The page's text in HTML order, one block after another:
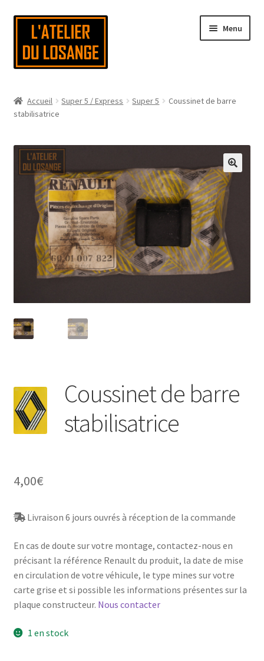
Aller
navigation
Aller
contenu
Menu
Nous contacter
Mon compte
Accueil Super 5 / Express Super 5
Coussinet de barre
stabilisatrice
Coussinet de barre
stabilisatrice
4,00€
Livraison 6 jours ouvrés à réception de la commande
En cas de doute sur votre montage, contactez-nous en
précisant la référence Renault du produit, la date de mise
en circulation de votre véhicule, le type mines sur votre
carte grise et si possible les informations présentes sur la
plaque constructeur. Nous contacter
1 en stock